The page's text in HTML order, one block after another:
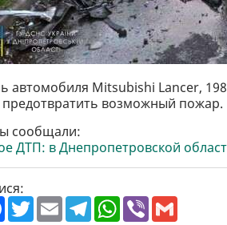
автомобиля Mitsubishi Lancer,
предотвратить возможный
сообщали:
ДТП: в Днепропетровской
F
a
T
w
E
m
T
e
W
h
V